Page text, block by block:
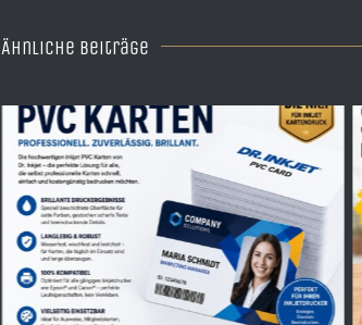
Ähnliche Beiträge